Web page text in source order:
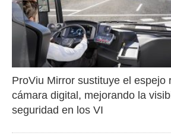
ProViu Mirror sustituye el espejo
cámara digital, mejorando la
seguridad en los VI